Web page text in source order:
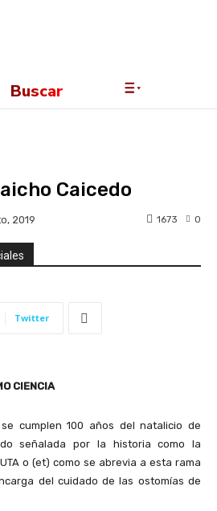
Buscar
Caicedo
2019 0
1673
Twitter
CIENCIA
cumplen 100 años del natalicio de
señalada por la historia como la
o (et) como se abrevia a esta rama
del cuidado de las ostomías de